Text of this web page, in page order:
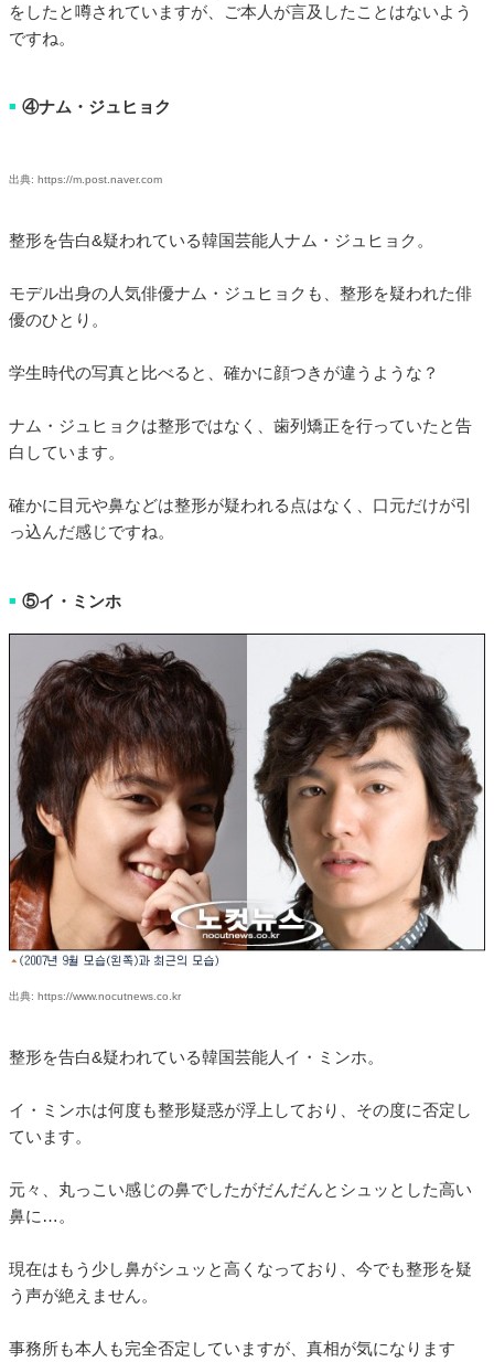
をしたと噂されていますが、ご本人が言及したことはないよう
ですね。
■ ④ナム・ジュヒョク
出典: https://m.post.naver.com
整形を告白&疑われている韓国芸能人ナム・ジュヒョク。
モデル出身の人気俳優ナム・ジュヒョクも、整形を疑われた俳
優のひとり。
学生時代の写真と比べると、確かに顔つきが違うような？
ナム・ジュヒョクは整形ではなく、歯列矯正を行っていたと告
白しています。
確かに目元や鼻などは整形が疑われる点はなく、口元だけが引
っ込んだ感じですね。
■ ⑤イ・ミンホ
出典: https://www.nocutnews.co.kr
整形を告白&疑われている韓国芸能人イ・ミンホ。
イ・ミンホは何度も整形疑惑が浮上しており、その度に否定し
ています。
元々、丸っこい感じの鼻でしたがだんだんとシュッとした高い
鼻に…。
現在はもう少し鼻がシュッと高くなっており、今でも整形を疑
う声が絶えません。
事務所も本人も完全否定していますが、真相が気になります